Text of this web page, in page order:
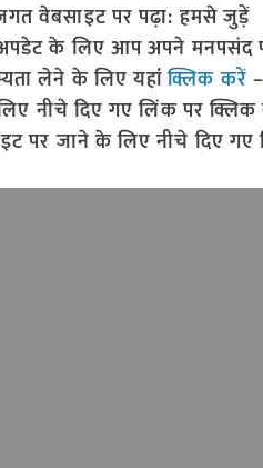
वेबसाइट पर पढ़ा: हमसे जुड़ें
के लिए आप अपने
लेने के लिए यहांक्लिक करें
नीचे दिए गए लिंक पर
पर जाने के लिए नीचे दिए